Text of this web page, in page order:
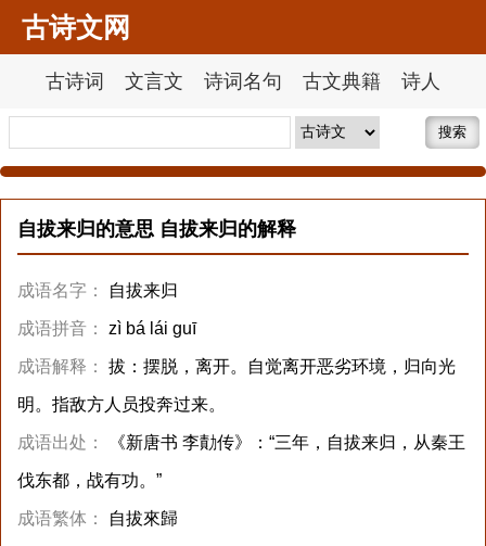
古诗文网
古诗词 文言文 诗词名句 古文典籍 诗人
搜索
自拔来归的意思 自拔来归的解释
成语名字： 自拔来归
成语拼音： zì bá lái guī
成语解释： 拔：摆脱，离开。自觉离开恶劣环境，归向光
明。指敌方人员投奔过来。
成语出处： 《新唐书 李勣传》：“三年，自拔来归，从秦王
伐东都，战有功。”
成语繁体： 自拔來歸